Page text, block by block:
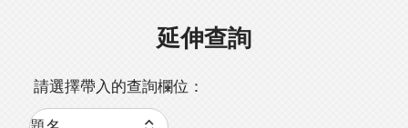
延伸查詢
請選擇帶入的查詢欄位：